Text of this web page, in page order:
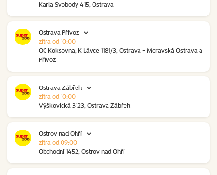
Karla Svobody 415, Ostrava
Ostrava Přívoz
OC Koksovna, K Lávce 1181/3, Ostrava - Moravská Ostrava a
Přívoz
zítra od 10:00
Ostrava Zábřeh
Výškovická 3123, Ostrava Zábřeh
zítra od 10:00
Ostrov nad Ohří
Obchodní 1452, Ostrov nad Ohří
zítra od 09:00